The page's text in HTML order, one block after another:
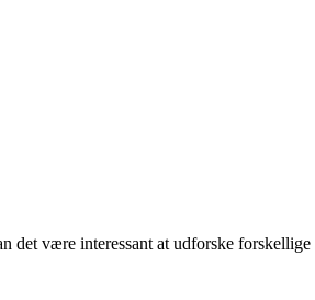
det være interessant at udforske